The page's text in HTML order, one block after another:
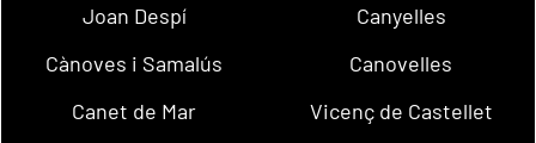
Joan Despí
Canyelles
Cànoves i Samalús
Canovelles
Canet de Mar
Vicenç de Castellet